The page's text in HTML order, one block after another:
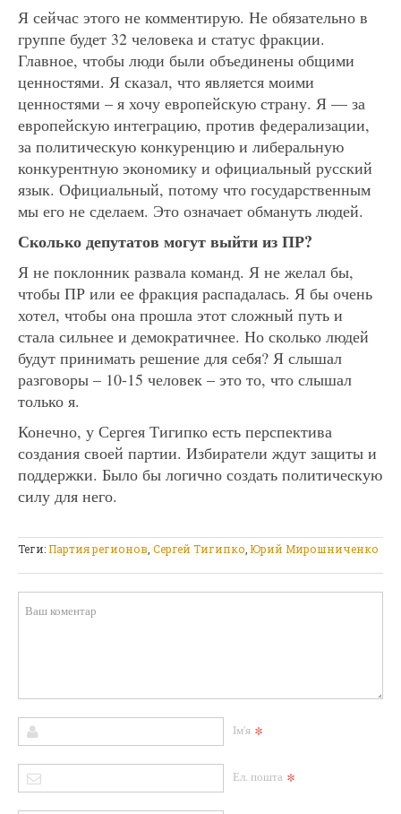
Я сейчас этого не комментирую. Не обязательно в
группе будет 32 человека и статус фракции.
Главное, чтобы люди были объединены общими
ценностями. Я сказал, что является моими
ценностями – я хочу европейскую страну. Я — за
европейскую интеграцию, против федерализации,
за политическую конкуренцию и либеральную
конкурентную экономику и официальный русский
язык. Официальный, потому что государственным
мы его не сделаем. Это означает обмануть людей.
Сколько депутатов могут выйти из ПР?
Я не поклонник развала команд. Я не желал бы,
чтобы ПР или ее фракция распадалась. Я бы очень
хотел, чтобы она прошла этот сложный путь и
стала сильнее и демократичнее. Но сколько людей
будут принимать решение для себя? Я слышал
разговоры – 10-15 человек – это то, что слышал
только я.
Конечно, у Сергея Тигипко есть перспектива
создания своей партии. Избиратели ждут защиты и
поддержки. Было бы логично создать политическую
силу для него.
Теги:Партия регионов Сергей Тигипко ,Юрий Мирошниченко
Ім'я *
Ел. пошта *